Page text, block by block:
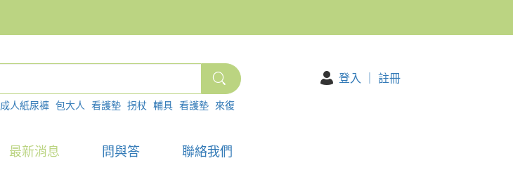
成人紙尿褲 包大人 看護墊 拐杖 輔具 看護墊 來復
登入 ｜ 註冊
最新消息 問與答 聯絡我們